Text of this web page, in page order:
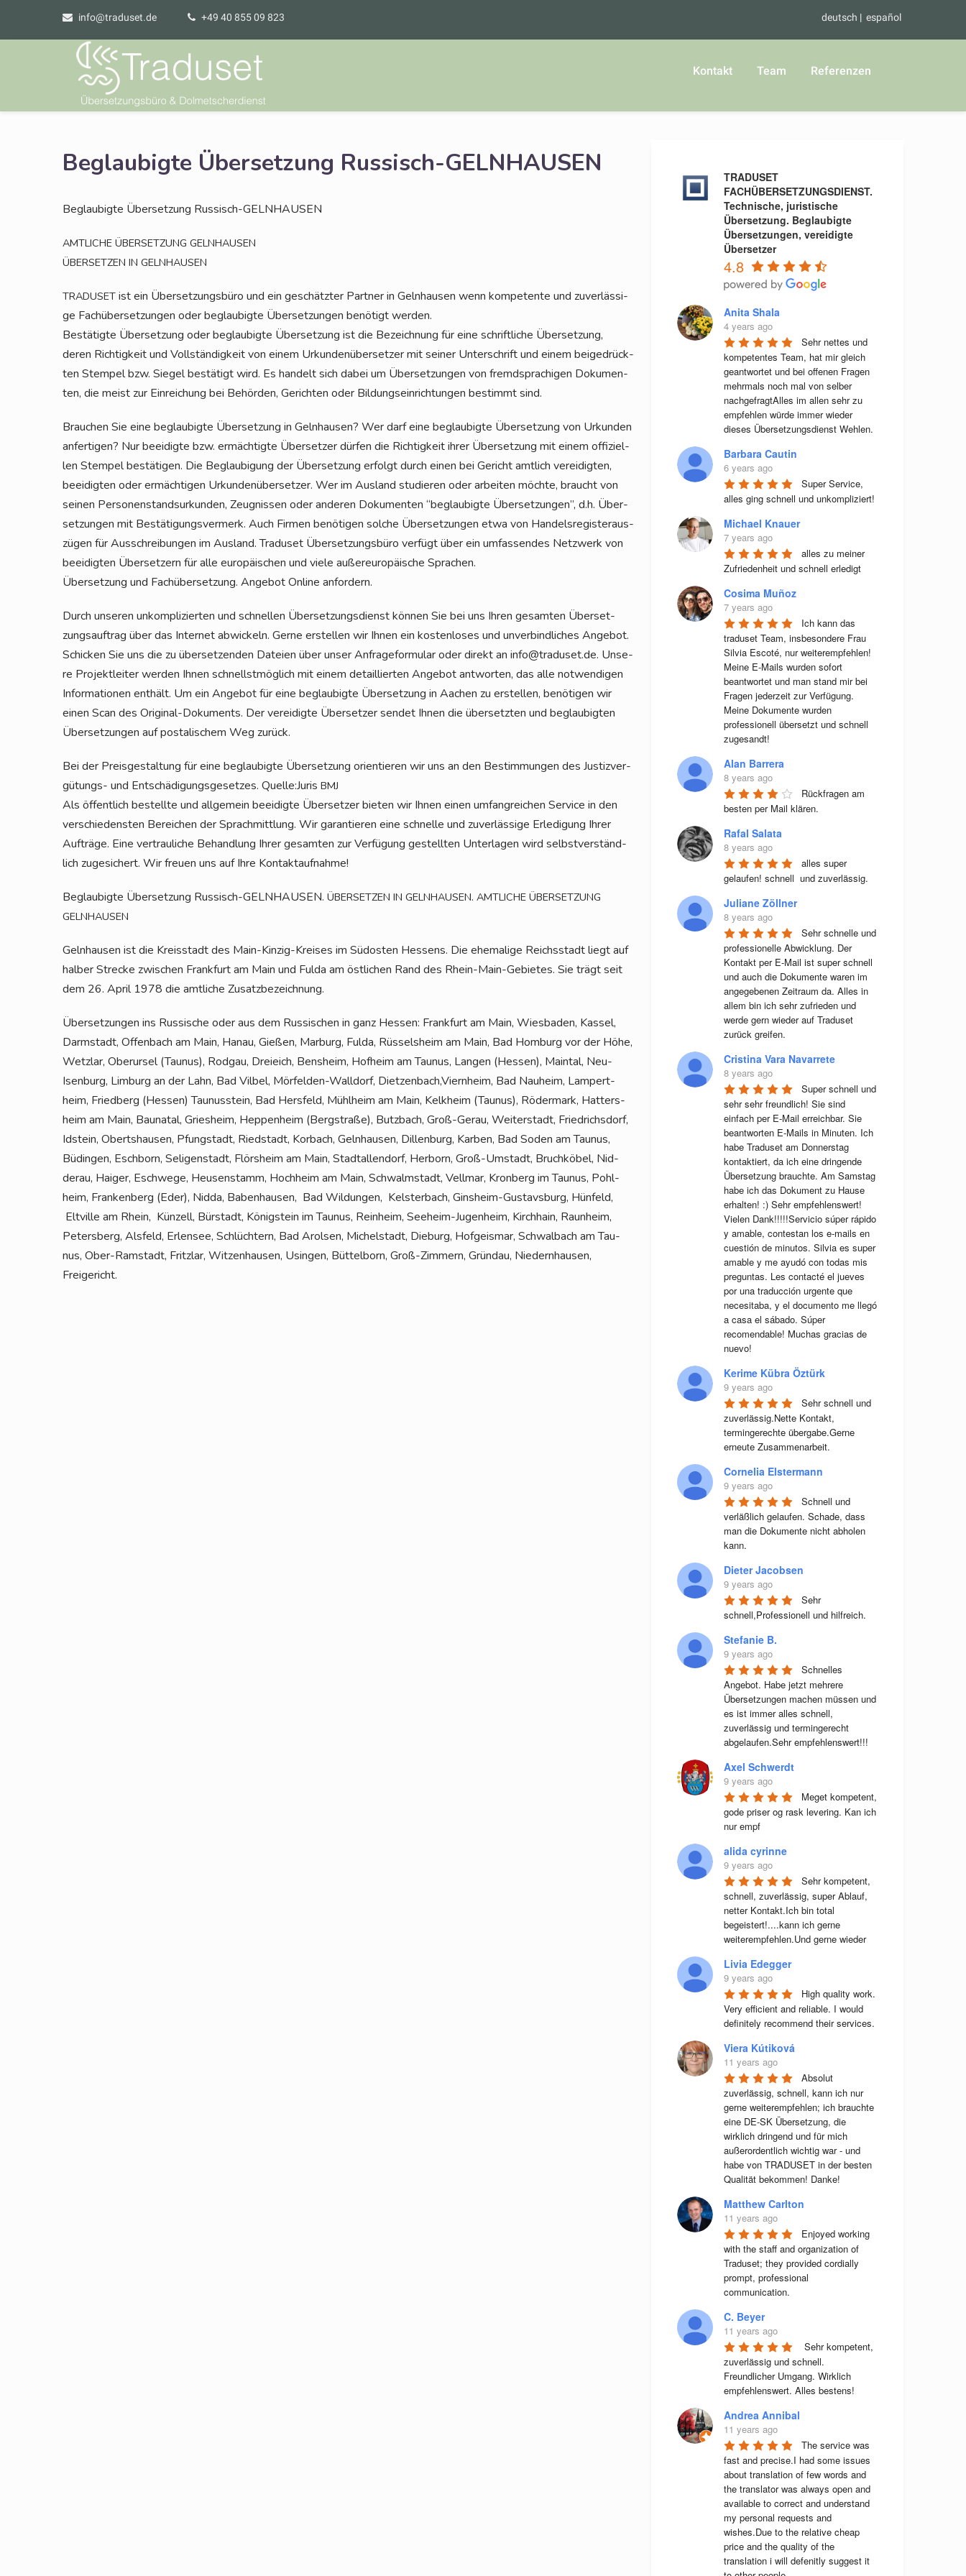
info@traduset.de +49 40 855 09 823 deutsch español
Kontakt Team Referenzen
Beglaubigte Übersetzung Russisch-GELNHAUSEN
Beglau­big­te Über­set­zung Russisch-GELNHAUSEN
AMTLICHE ÜBERSETZUNG GELNHAUSEN
ÜBERSETZEN IN GELNHAUSEN
TRADUSET ist ein Über­set­zungs­bü­ro und ein geschätz­ter Part­ner in Geln­hau­sen wenn kom­pe­ten­te und zuver­läs­si­
ge Fach­über­set­zun­gen oder beglau­big­te Über­set­zun­gen benö­tigt werden.
Bestä­tig­te Über­set­zung oder beglau­big­te Über­set­zung ist die Bezeich­nung für eine schrift­li­che Über­set­zung,
deren Rich­tig­keit und Voll­stän­dig­keit von einem Urkun­den­über­set­zer mit sei­ner Unter­schrift und einem bei­gedrück­
ten Stem­pel bzw. Sie­gel bestä­tigt wird. Es han­delt sich dabei um Über­set­zun­gen von fremd­spra­chi­gen Doku­men­
ten, die meist zur Ein­rei­chung bei Behör­den, Gerich­ten oder Bil­dungs­ein­rich­tun­gen bestimmt sind.
Brau­chen Sie eine beglau­big­te Über­set­zung in Geln­hau­sen? Wer darf eine beglau­big­te Über­set­zung von Urkun­den
anfer­ti­gen? Nur beei­dig­te bzw. ermäch­tig­te Über­set­zer dür­fen die Rich­tig­keit ihrer Über­set­zung mit einem offi­zi­el­
len Stem­pel bestä­ti­gen. Die Beglau­bi­gung der Über­set­zung erfolgt durch einen bei Gericht amt­lich ver­ei­dig­ten,
beei­dig­ten oder ermäch­ti­gen Urkun­den­über­set­zer. Wer im Aus­land stu­die­ren oder arbei­ten möch­te, braucht von
sei­nen Per­so­nen­stand­sur­kun­den, Zeug­nis­sen oder ande­ren Doku­men­ten “beglau­big­te Über­set­zun­gen”, d.h. Über­
set­zun­gen mit Bestä­ti­gungs­ver­merk. Auch Fir­men benö­ti­gen sol­che Über­set­zun­gen etwa von Han­dels­re­gis­ter­aus­
zü­gen für Aus­schrei­bun­gen im Aus­land. Tra­du­set Über­set­zungs­bü­ro ver­fügt über ein umfas­sen­des Netz­werk von
beei­dig­ten Über­set­zern für alle euro­päi­schen und vie­le außer­eu­ro­päi­sche Sprachen.
Über­set­zung und Fach­über­set­zung. Ange­bot Online anfordern.
Durch unse­ren unkom­pli­zier­ten und schnel­len Über­set­zungs­dienst kön­nen Sie bei uns Ihren gesam­ten Über­set­
zungs­auf­trag über das Inter­net abwi­ckeln. Ger­ne erstel­len wir Ihnen ein kos­ten­lo­ses und unver­bind­li­ches Ange­bot.
Schi­cken Sie uns die zu über­set­zen­den Datei­en über unser Anfra­ge­for­mu­lar oder direkt an info@traduset.de. Unse­
re Pro­jekt­lei­ter wer­den Ihnen schnellst­mög­lich mit einem detail­lier­ten Ange­bot ant­wor­ten, das alle not­wen­di­gen
Infor­ma­tio­nen ent­hält. Um ein Ange­bot für eine beglau­big­te Über­set­zung in Aachen zu erstel­len, benö­ti­gen wir
einen Scan des Ori­gi­nal-Doku­ments. Der ver­ei­dig­te Über­set­zer sen­det Ihnen die über­setz­ten und beglau­big­ten
Über­set­zun­gen auf pos­ta­li­schem Weg zurück.
Bei der Preis­ge­stal­tung für eine beglau­big­te Über­set­zung ori­en­tie­ren wir uns an den Bestim­mun­gen des Jus­tiz­ver­
gü­tungs- und Ent­schä­di­gungs­ge­set­zes. Quelle:Juris BMJ
Als öffent­lich bestell­te und all­ge­mein beei­dig­te Über­set­zer bie­ten wir Ihnen einen umfang­rei­chen Ser­vice in den
ver­schie­dens­ten Berei­chen der Sprach­mitt­lung. Wir garan­tie­ren eine schnel­le und zuver­läs­si­ge Erle­di­gung Ihrer
Auf­trä­ge. Eine ver­trau­li­che Behand­lung Ihrer gesam­ten zur Ver­fü­gung gestell­ten Unter­la­gen wird selbst­ver­ständ­
lich zuge­si­chert. Wir freu­en uns auf Ihre Kontaktaufnahme!
Beglau­big­te Über­set­zung Rus­sisch-GELN­HAU­SEN. ÜBERSETZEN IN GELNHAUSEN. AMTLICHE ÜBERSETZUNG
GELNHAUSEN
Geln­hau­sen ist die Kreis­stadt des Main-Kin­zig-Krei­ses im Süd­os­ten Hes­sens. Die ehe­ma­li­ge Reichs­stadt liegt auf
hal­ber Stre­cke zwi­schen Frank­furt am Main und Ful­da am öst­li­chen Rand des Rhein-Main-Gebie­tes. Sie trägt seit
dem 26. April 1978 die amt­li­che Zusatzbezeichnung.
Über­set­zun­gen ins Rus­si­sche oder aus dem Rus­si­schen in ganz Hes­sen: Frank­furt am Main, Wies­ba­den, Kas­sel,
Darm­stadt, Offen­bach am Main, Hanau, Gie­ßen, Mar­burg, Ful­da, Rüs­sels­heim am Main, Bad Hom­burg vor der Höhe,
Wetz­lar, Ober­ur­sel (Tau­nus), Rod­gau, Drei­eich, Bens­heim, Hof­heim am Tau­nus, Lan­gen (Hes­sen), Main­tal, Neu-
Isen­burg, Lim­burg an der Lahn, Bad Vil­bel, Mör­fel­den-Wall­dorf, Dietzenbach,Viernheim, Bad Nau­heim, Lam­pert­
heim, Fried­berg (Hes­sen) Tau­nus­stein, Bad Hers­feld, Mühl­heim am Main, Kelk­heim (Tau­nus), Röder­mark, Hat­ters­
heim am Main, Bau­na­tal, Gries­heim, Hep­pen­heim (Berg­stra­ße), Butz­bach, Groß-Gerau, Wei­ter­stadt, Fried­richs­dorf,
Idstein, Oberts­hau­sen, Pfung­stadt, Ried­stadt, Kor­bach, Geln­hau­sen, Dil­len­burg, Kar­ben, Bad Soden am Tau­nus,
Büdin­gen, Esch­born, Seli­gen­stadt, Flörs­heim am Main, Stadt­al­len­dorf, Her­born, Groß-Umstadt, Bruch­kö­bel, Nid­
der­au, Hai­ger, Esch­we­ge, Heu­sen­stamm, Hoch­heim am Main, Schwalm­stadt, Vell­mar, Kron­berg im Tau­nus, Pohl­
heim, Fran­ken­berg (Eder), Nid­da, Baben­hau­sen, Bad Wil­dun­gen, Kels­ter­bach, Gins­heim-Gus­tavs­burg, Hün­feld,
Elt­ville am Rhein, Kün­zell, Bür­stadt, König­stein im Tau­nus, Rein­heim, See­heim-Jugenheim, Kirch­hain, Raun­heim,
Peters­berg, Als­feld, Erlen­see, Schlüch­tern, Bad Arol­sen, Michel­stadt, Die­burg, Hof­geis­mar, Schwal­bach am Tau­
nus, Ober-Ram­stadt, Fritz­lar, Wit­zen­hau­sen, Usin­gen, Büt­tel­born, Groß-Zim­mern, Gründau, Nie­dern­hau­sen,
Freigericht.
TRADUSET
FACHÜBERSETZUNGSDIENST.
Technische, juristische
Übersetzung. Beglaubigte
Übersetzungen, vereidigte
Übersetzer
4.8
Anita Shala
4 years ago
Sehr nettes und
kompetentes Team, hat mir gleich
geantwortet und bei offenen Fragen
mehrmals noch mal von selber
nachgefragtAlles im allen sehr zu
empfehlen würde immer wieder
dieses Übersetzungsdienst Wehlen.
Barbara Cautin
6 years ago
Super Service,
alles ging schnell und unkompliziert!
Michael Knauer
7 years ago
alles zu meiner
Zufriedenheit und schnell erledigt
Cosima Muñoz
7 years ago
Ich kann das
traduset Team, insbesondere Frau
Silvia Escoté, nur weiterempfehlen!
Meine E-Mails wurden sofort
beantwortet und man stand mir bei
Fragen jederzeit zur Verfügung.
Meine Dokumente wurden
professionell übersetzt und schnell
zugesandt!
Alan Barrera
8 years ago
Rückfragen am
besten per Mail klären.
Rafal Salata
8 years ago
alles super
gelaufen! schnell  und zuverlässig.
Juliane Zöllner
8 years ago
Sehr schnelle und
professionelle Abwicklung. Der
Kontakt per E-Mail ist super schnell
und auch die Dokumente waren im
angegebenen Zeitraum da. Alles in
allem bin ich sehr zufrieden und
werde gern wieder auf Traduset
zurück greifen.
Cristina Vara Navarrete
8 years ago
Super schnell und
sehr sehr freundlich! Sie sind
einfach per E-Mail erreichbar. Sie
beantworten E-Mails in Minuten. Ich
habe Traduset am Donnerstag
kontaktiert, da ich eine dringende
Übersetzung brauchte. Am Samstag
habe ich das Dokument zu Hause
erhalten! :) Sehr empfehlenswert!
Vielen Dank!!!!!Servicio súper rápido
y amable, contestan los e-mails en
cuestión de minutos. Silvia es super
amable y me ayudó con todas mis
preguntas. Les contacté el jueves
por una traducción urgente que
necesitaba, y el documento me llegó
a casa el sábado. Súper
recomendable! Muchas gracias de
nuevo!
Kerime Kübra Öztürk
9 years ago
Sehr schnell und
zuverlässig.Nette Kontakt,
termingerechte übergabe.Gerne
erneute Zusammenarbeit.
Cornelia Elstermann
9 years ago
Schnell und
verläßlich gelaufen. Schade, dass
man die Dokumente nicht abholen
kann.
Dieter Jacobsen
9 years ago
Sehr
schnell,Professionell und hilfreich.
Stefanie B.
9 years ago
Schnelles
Angebot. Habe jetzt mehrere
Übersetzungen machen müssen und
es ist immer alles schnell,
zuverlässig und termingerecht
abgelaufen.Sehr empfehlenswert!!!
Axel Schwerdt
9 years ago
Meget kompetent,
gode priser og rask levering. Kan ich
nur empf
alida cyrinne
9 years ago
Sehr kompetent,
schnell, zuverlässig, super Ablauf,
netter Kontakt.Ich bin total
begeistert!....kann ich gerne
weiterempfehlen.Und gerne wieder
Livia Edegger
9 years ago
High quality work.
Very efficient and reliable. I would
definitely recommend their services.
Viera Kútiková
11 years ago
Absolut
zuverlässig, schnell, kann ich nur
gerne weiterempfehlen; ich brauchte
eine DE-SK Übersetzung, die
wirklich dringend und für mich
außerordentlich wichtig war - und
habe von TRADUSET in der besten
Qualität bekommen! Danke!
Matthew Carlton
11 years ago
Enjoyed working
with the staff and organization of
Traduset; they provided cordially
prompt, professional
communication.
C. Beyer
11 years ago
Sehr kompetent,
zuverlässig und schnell.
Freundlicher Umgang. Wirklich
empfehlenswert. Alles bestens!
Andrea Annibal
11 years ago
The service was
fast and precise.I had some issues
about translation of few words and
the translator was always open and
available to correct and understand
my personal requests and
wishes.Due to the relative cheap
price and the quality of the
translation i will defenitly suggest it